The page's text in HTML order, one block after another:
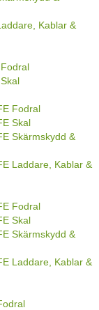
Kablar &
Fodral
Skal
Skärmskydd &
Laddare, Kablar &
Fodral
Skal
Skärmskydd &
Laddare, Kablar &